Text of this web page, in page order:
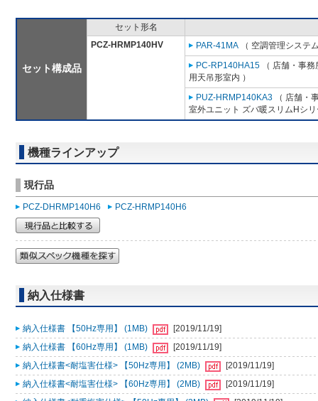
セット構成品
セット形名
PCZ-HRMP140HV
PAR-41MA （ 空調管理システ
PC-RP140HA15 （ 店舗・事
用天吊形室内 ）
PUZ-HRMP140KA3 （ 店舗・
室外ユニット ズバ暖スリムHシ
機種ラインアップ
現行品
PCZ-DHRMP140H6 PCZ-HRMP140H6
納入仕様書
納入仕様書 【50Hz専用】 (1MB)
[2019/11/19]
納入仕様書 【60Hz専用】 (1MB)
[2019/11/19]
納入仕様書<耐塩害仕様> 【50Hz専用】 (2MB)
[2019/11/19]
納入仕様書<耐塩害仕様> 【60Hz専用】 (2MB)
[2019/11/19]